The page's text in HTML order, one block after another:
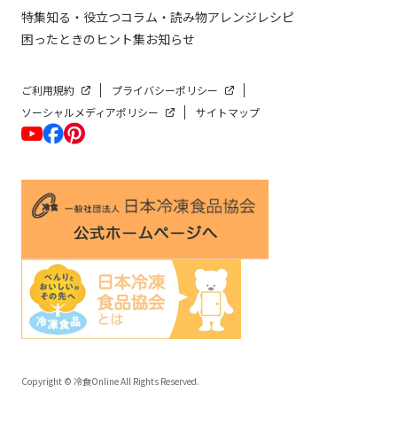
特集知る・役立つコラム・読み物アレンジレシピ
困ったときのヒント集お知らせ
ご利用規約
プライバシーポリシー
ソーシャルメディアポリシー
サイトマップ
Copyright © 冷食Online All Rights Reserved.